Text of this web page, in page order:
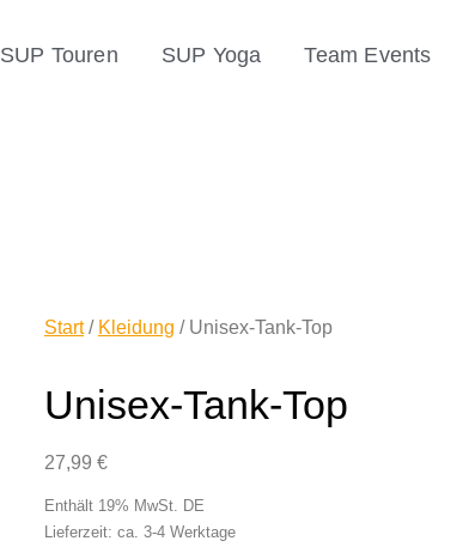
SUP Touren SUP Yoga Team Events
Start/ Kleidung / Unisex-Tank-Top
Unisex-Tank-Top
27,99 €
Enthält 19% MwSt. DE
Lieferzeit: ca. 3-4 Werktage